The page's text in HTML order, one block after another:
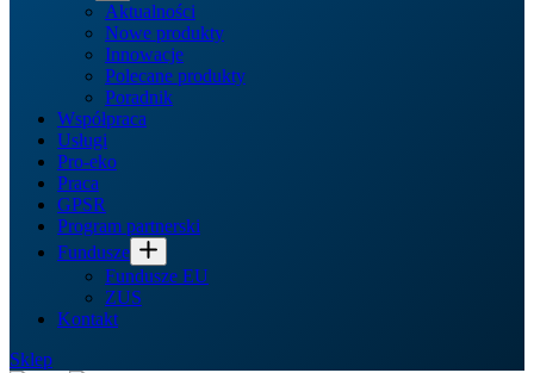
Aktualności
Nowe produkty
Innowacje
Polecane produkty
Poradnik
Współpraca
Usługi
Pro-eko
Praca
GPSR
Program partnerski
Fundusze
Fundusze EU
ZUS
Kontakt
Sklep